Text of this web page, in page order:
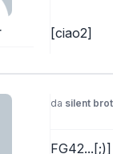
[ciao2]
Messaggio
da silent
FG42...[;)]